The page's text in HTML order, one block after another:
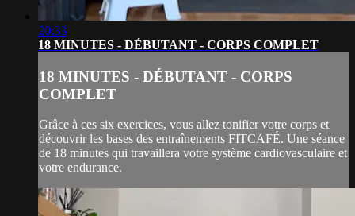
20:33
18 MINUTES - DÉBUTANT - CORPS COMPLET
18 MINUTES - DÉBUTANT - CORPS
COMPLET
Grâce à ces six exercices, vous allez tonifier votre corps et
découvrir les bases des entraînements FITCAFÉ. Une séance
de 18 minutes qui travaillera votre système cardiovasculaire et
votre endurance.